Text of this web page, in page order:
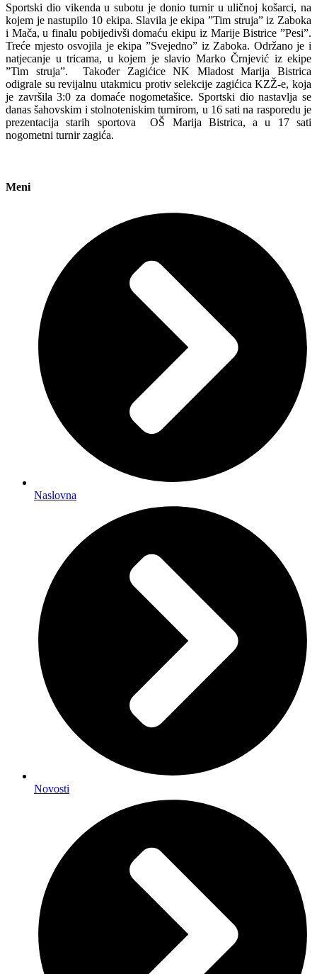
Sportski dio vikenda u subotu je donio turnir u uličnoj košarci, na
kojem je nastupilo 10 ekipa. Slavila je ekipa ”Tim struja” iz Zaboka
i Mača, u finalu pobijedivši domaću ekipu iz Marije Bistrice ”Pesi”.
Treće mjesto osvojila je ekipa ”Svejedno” iz Zaboka. Održano je i
natjecanje u tricama, u kojem je slavio Marko Črnjević iz ekipe
”Tim struja”. Također Zagićice NK Mladost Marija Bistrica
odigrale su revijalnu utakmicu protiv selekcije zagićica KZŽ-e, koja
je završila 3:0 za domaće nogometašice. Sportski dio nastavlja se
danas šahovskim i stolnoteniskim turnirom, u 16 sati na rasporedu je
prezentacija starih sportova OŠ Marija Bistrica, a u 17 sati
nogometni turnir zagića.
Meni
Naslovna
Novosti